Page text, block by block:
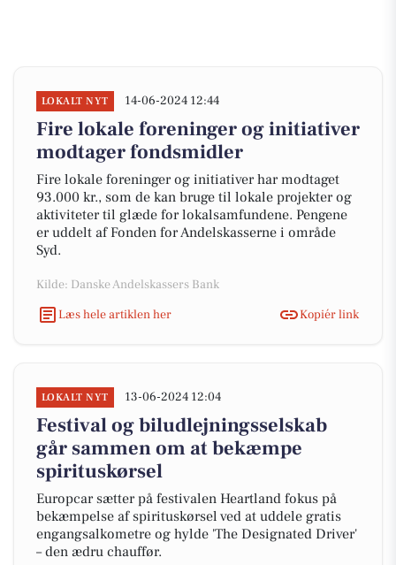
LOKALT NYT 14-06-2024 12:44
Fire lokale foreninger og initiativer
modtager fondsmidler
Fire lokale foreninger og initiativer har modtaget
93.000 kr., som de kan bruge til lokale projekter og
aktiviteter til glæde for lokalsamfundene. Pengene
er uddelt af Fonden for Andelskasserne i område
Syd.
Kilde: Danske Andelskassers Bank
Læs hele artiklen her
Kopiér link
LOKALT NYT 13-06-2024 12:04
Festival og biludlejningsselskab
går sammen om at bekæmpe
spirituskørsel
Europcar sætter på festivalen Heartland fokus på
bekæmpelse af spirituskørsel ved at uddele gratis
engangsalkometre og hylde 'The Designated Driver'
– den ædru chauffør.